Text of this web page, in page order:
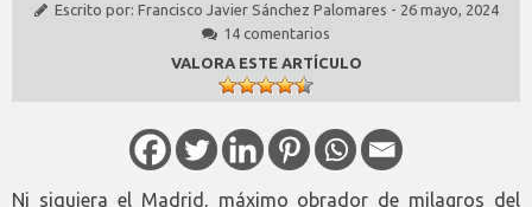
Escrito por: Francisco Javier Sánchez Palomares - 26 mayo, 2024
14 comentarios
VALORA ESTE ARTÍCULO
Ni siquiera el Madrid, máximo obrador de milagros del